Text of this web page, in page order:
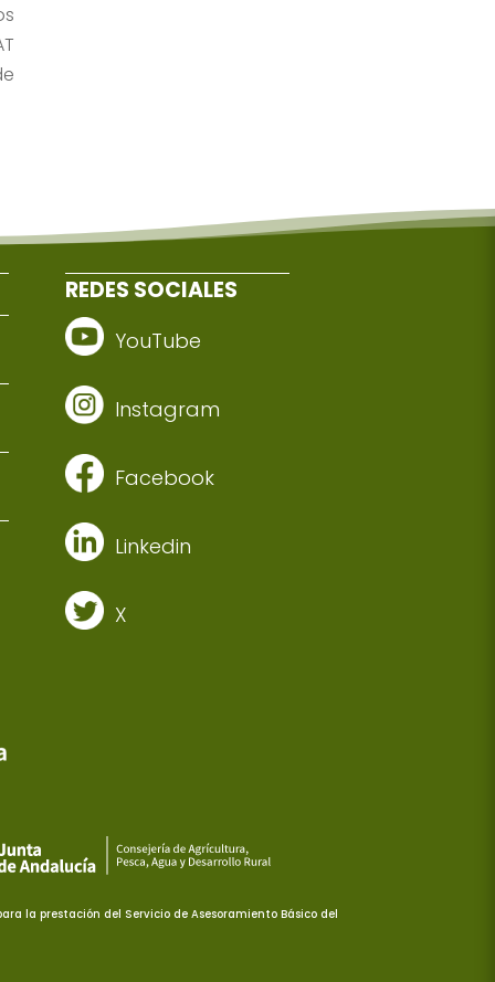
REDES SOCIALES
YouTube
Instagram
Facebook
Linkedin
X
la prestación del Servicio de Asesoramiento Básico del